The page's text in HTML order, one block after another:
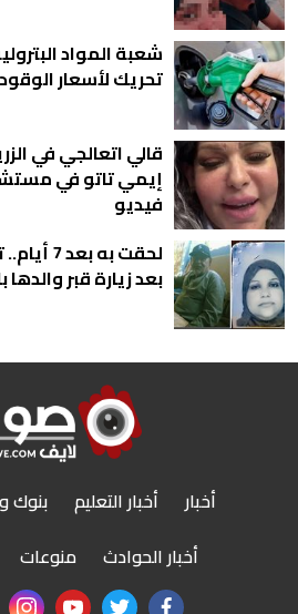
شعبة المواد
تحريك لأسعار
قالي اتعالجي في
إيمي تاتو في
فيديو
لحقت به
بعد زيارة قبر والدها
أخبار أخبار التعليم بنوك
أخبار الحوادث
منوعات
facebook
twitter
youtube